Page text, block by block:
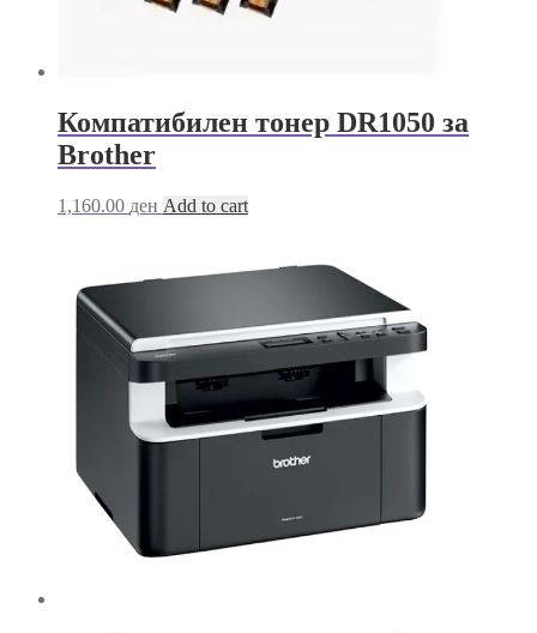
Компатибилен тонер DR1050 за
Brother
1,160.00 ден Add to cart